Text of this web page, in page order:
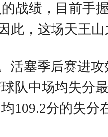
战绩，目前手
此，这场天王
活塞季后赛进
队中场均失分
109.2分的失分